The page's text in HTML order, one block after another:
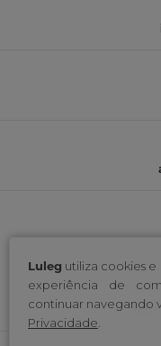
Luleg utiliza cookies
experiência de
continuar navegando
Privacidade